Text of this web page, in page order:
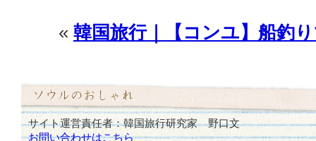
« 韓国旅行｜【コンユ】船釣
サイト運営責任者：韓国旅行研究家 野口文
お問い合わせはこちら